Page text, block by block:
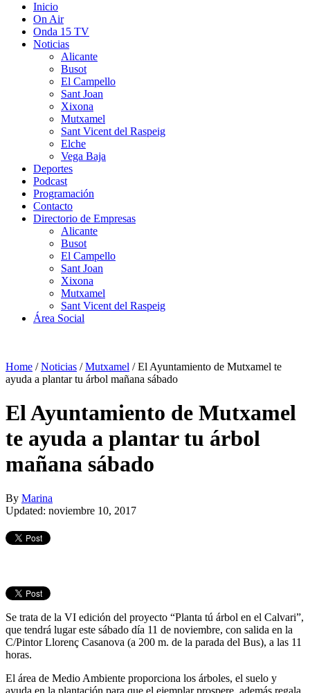
Inicio
On Air
Onda 15 TV
Noticias
Alicante
Busot
El Campello
Sant Joan
Xixona
Mutxamel
Sant Vicent del Raspeig
Elche
Vega Baja
Deportes
Podcast
Programación
Contacto
Directorio de Empresas
Alicante
Busot
El Campello
Sant Joan
Xixona
Mutxamel
Sant Vicent del Raspeig
Área Social
Home /Noticias /Mutxamel /El Ayuntamiento de Mutxamel te
ayuda a plantar tu árbol mañana sábado
El Ayuntamiento de Mutxamel
te ayuda a plantar tu árbol
mañana sábado
By Marina
Updated: noviembre 10, 2017
Se trata de la VI edición del proyecto “Planta tú árbol en el Calvari”,
que tendrá lugar este sábado día 11 de noviembre, con salida en la
C/Pintor Llorenç Casanova (a 200 m. de la parada del Bus), a las 11
horas.
El área de Medio Ambiente proporciona los árboles, el suelo y
ayuda en la plantación para que el ejemplar prospere, además regala